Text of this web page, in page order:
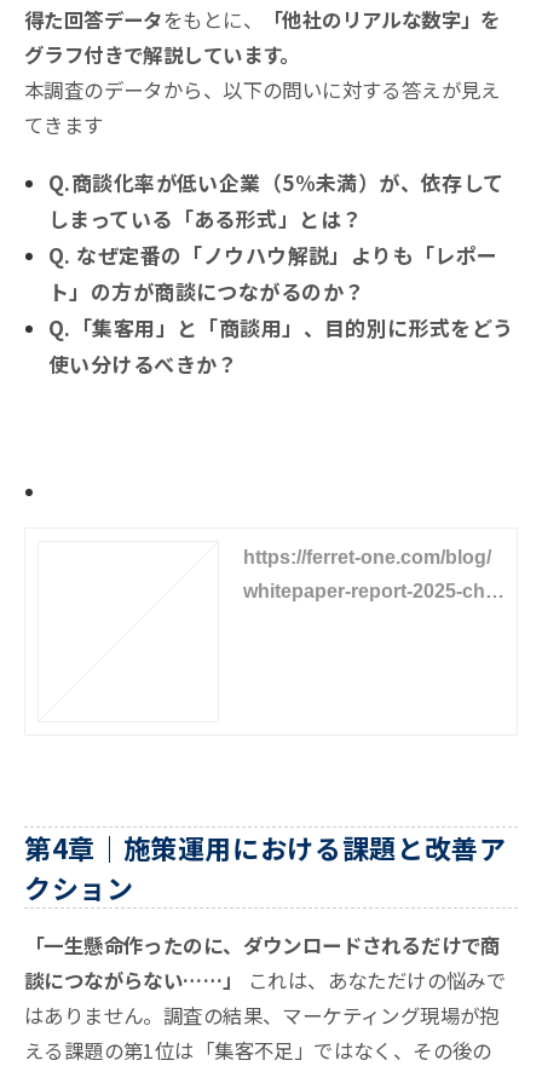
得た回答データをもとに、
「他社のリアルな数字」を
グラフ付きで解説しています。
本調査のデータから、以下の問いに対する答えが見え
てきます
Q.商談化率が低い企業（5%未満）が、依存して
しまっている「ある形式」とは？
Q. なぜ定番の「ノウハウ解説」よりも「レポー
ト」の方が商談につながるのか？
Q.「集客用」と「商談用」、目的別に形式をどう
使い分けるべきか？
https://ferret-one.com/blog/
whitepaper-report-2025-cha
第4章｜施策運用における課題と改善ア
クション
「一生懸命作ったのに、ダウンロードされるだけで商
談につながらない……」
これは、あなただけの悩みで
はありません。調査の結果、マーケティング現場が抱
える課題の第1位は「集客不足」ではなく、その後の